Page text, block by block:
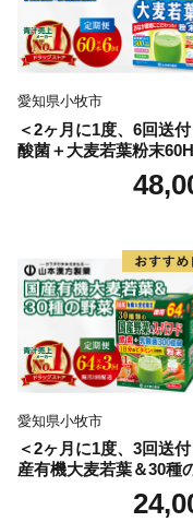
愛知県小牧市
＜2ヶ月に1度、6回送
酸菌＋大麦若葉粉末
愛知県小牧市
＜2ヶ月に1度、3回送
産有機大麦若葉＆30種
菜 山本漢方 定期便